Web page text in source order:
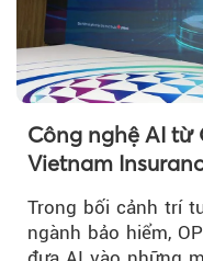
Công nghệ AI từ
Vietnam
Trong bối cảnh trí
ngành bảo hiểm,